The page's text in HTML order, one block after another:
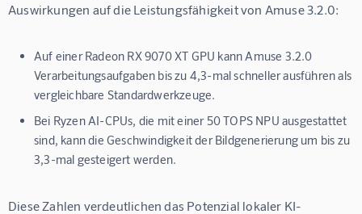
Auswirkungen auf die Leistungsfähigkeit von Amuse 3.2.0:
Auf einer Radeon RX 9070 XT GPU kann Amuse 3.2.0
Verarbeitungsaufgaben bis zu 4,3-mal schneller ausführen als
vergleichbare Standardwerkzeuge.
Bei Ryzen AI-CPUs, die mit einer 50 TOPS NPU ausgestattet
sind, kann die Geschwindigkeit der Bildgenerierung um bis zu
3,3-mal gesteigert werden.
Diese Zahlen verdeutlichen das Potenzial lokaler KI-